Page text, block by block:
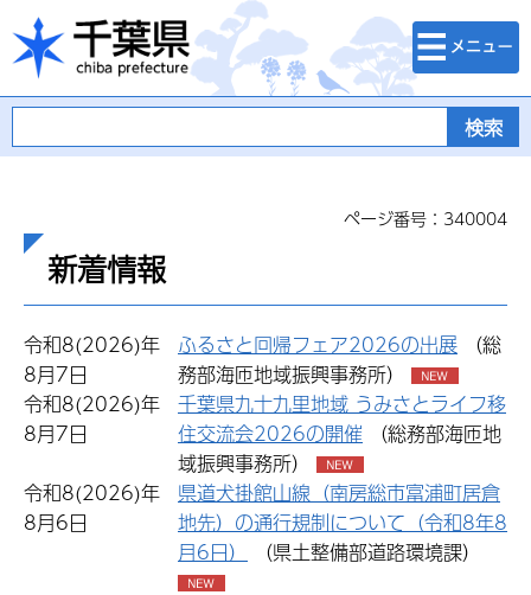
千葉県
検索・メニュ
ー
ページ番号：340004
新着情報
令和8(2026)年
8月7日
ふるさと回帰フェア2026の出展 （総
務部海匝地域振興事務所）
令和8(2026)年
8月7日
千葉県九十九里地域 うみさとライフ移
住交流会2026の開催 （総務部海匝地
域振興事務所）
令和8(2026)年
8月6日
県道犬掛館山線（南房総市富浦町居倉
地先）の通行規制について（令和8年8
月6日）
（県土整備部道路環境課）